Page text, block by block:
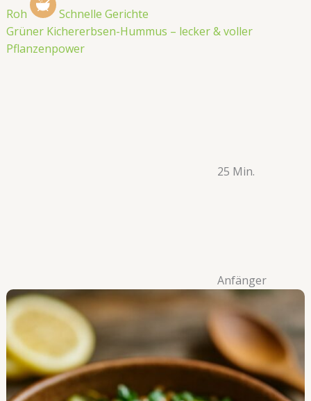
Roh
Schnelle Gerichte
Grüner Kichererbsen-Hummus – lecker & voller
Pflanzenpower
25 Min.
Anfänger